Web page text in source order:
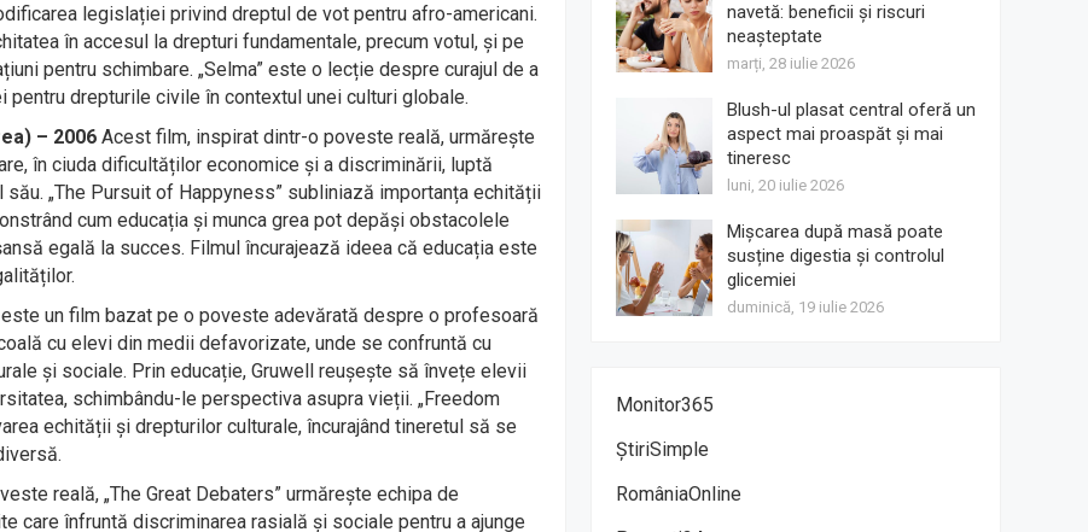
legislației privind dreptul de vot pentru afro-americani.
în accesul la drepturi fundamentale, precum votul, și pe
pentru schimbare. „Selma” este o lecție despre curajul de a
drepturile civile în contextul unei culturi globale.
– 2006 Acest film, inspirat dintr-o poveste reală, urmărește
în ciuda dificultăților economice și a discriminării, luptă
„The Pursuit of Happyness” subliniază importanța echității
cum educația și munca grea pot depăși obstacolele
egală la succes. Filmul încurajează ideea că educația este
este un film bazat pe o poveste adevărată despre o profesoară
cu elevi din medii defavorizate, unde se confruntă cu
și sociale. Prin educație, Gruwell reușește să învețe elevii
schimbându-le perspectiva asupra vieții. „Freedom
echității și drepturilor culturale, încurajând tineretul să se
reală, „The Great Debaters” urmărește echipa de
care înfruntă discriminarea rasială și sociale pentru a ajunge
navetă: beneficii și riscuri
neașteptate
marți, 28 iulie 2026
Blush-ul plasat central oferă un
aspect mai proaspăt și mai
tineresc
luni, 20 iulie 2026
Mișcarea după masă poate
susține digestia și controlul
glicemiei
duminică, 19 iulie 2026
Monitor365
ȘtiriSimple
RomâniaOnline